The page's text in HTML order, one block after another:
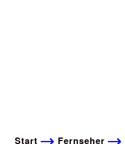
Start Fernseher